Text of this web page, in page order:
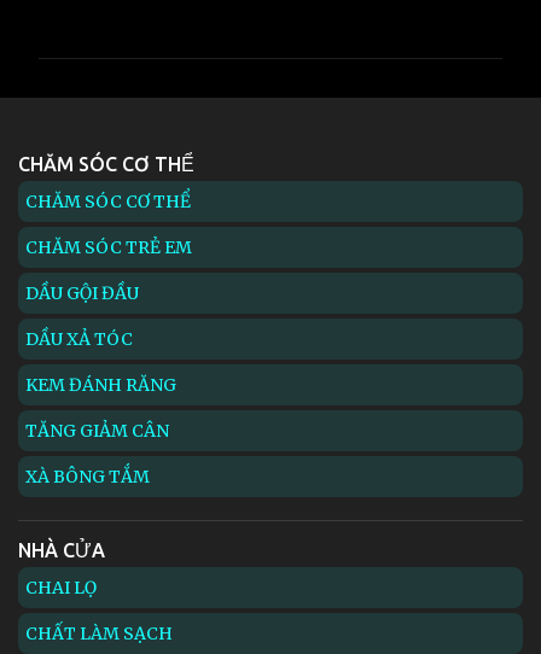
é
CHĂM SÓC CƠ THỂ
CHĂM SÓC CƠ THỂ
CHĂM SÓC TRẺ EM
DẦU GỘI ĐẦU
DẦU XẢ TÓC
KEM ĐÁNH RĂNG
TĂNG GIẢM CÂN
XÀ BÔNG TẮM
NHÀ CỬA
CHAI LỌ
CHẤT LÀM SẠCH